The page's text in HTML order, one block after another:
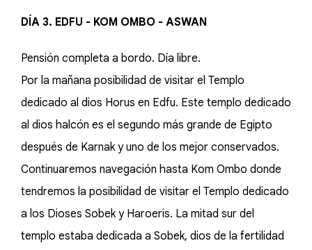
DÍA 3. EDFU - KOM OMBO - ASWAN
Pensión completa a bordo. Día libre.
Por la mañana posibilidad de visitar el Templo
dedicado al dios Horus en Edfu. Este templo dedicado
al dios halcón es el segundo más grande de Egipto
después de Karnak y uno de los mejor conservados.
Continuaremos navegación hasta Kom Ombo donde
tendremos la posibilidad de visitar el Templo dedicado
a los Dioses Sobek y Haroeris. La mitad sur del
templo estaba dedicada a Sobek, dios de la fertilidad